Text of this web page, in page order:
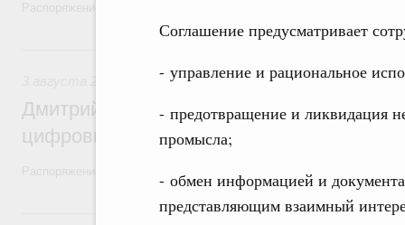
Соглашение предусматривает
- управление и рациональное
- предотвращение и ликвидация
промысла;
- обмен информацией и
представляющим взаимный
Регулирование в сфере торговли.
Дмитрий Григоренко возглавил штаб по
цифровых платформ
31 июля, пятница